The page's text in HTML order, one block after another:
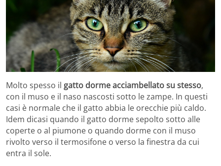
Molto spesso il gatto dorme acciambellato su stesso,
con il muso e il naso nascosti sotto le zampe. In questi
casi è normale che il gatto abbia le orecchie più caldo.
Idem dicasi quando il gatto dorme sepolto sotto alle
coperte o al piumone o quando dorme con il muso
rivolto verso il termosifone o verso la finestra da cui
entra il sole.